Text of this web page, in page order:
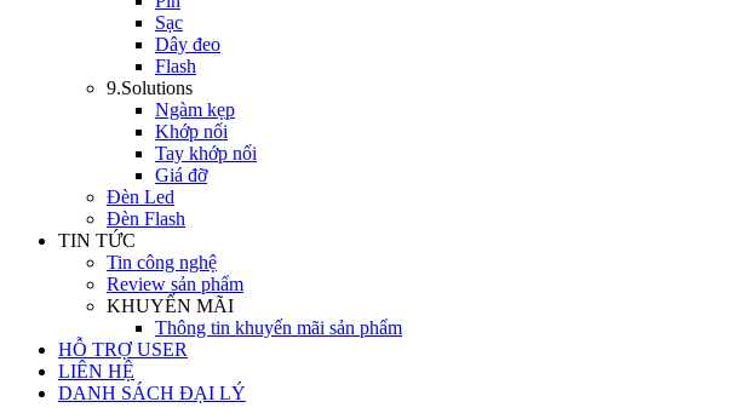
Sạc
Dây đeo
Flash
9.Solutions
Ngàm kẹp
Khớp nối
Tay khớp nối
Giá đỡ
Đèn Led
Đèn Flash
TIN TỨC
Tin công nghệ
Review sản phẩm
KHUYẾN MÃI
Thông tin khuyến mãi sản phẩm
HỖ TRỢ USER
LIÊN HỆ
DANH SÁCH ĐẠI LÝ